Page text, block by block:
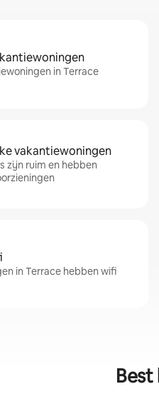
in Terrace
vakantiewoningen
zijn ruim en hebben
in Terrace hebben wifi
Best